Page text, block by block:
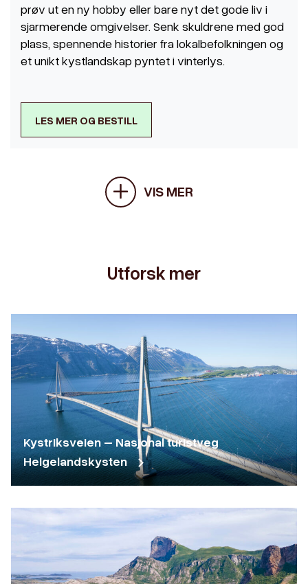
prøv ut en ny hobby eller bare nyt det gode liv i
sjarmerende omgivelser. Senk skuldrene med god
plass, spennende historier fra lokalbefolkningen og
et unikt kystlandskap pyntet i vinterlys.
LES MER OG BESTILL
VIS MER
Utforsk mer
Kystriksveien – Nasjonal turistveg
Helgelandskysten